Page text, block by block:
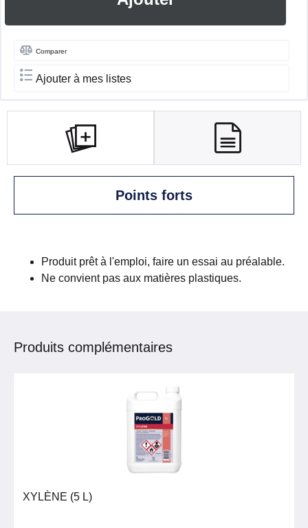
Comparer
Ajouter à mes listes
Points forts
Produit prêt à l'emploi, faire un essai au préalable.
Ne convient pas aux matières plastiques.
Produits complémentaires
XYLÈNE (5 L)